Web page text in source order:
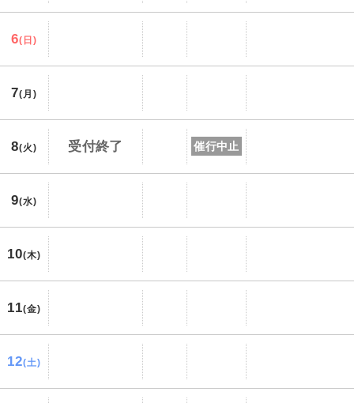
6(日)
7(月)
8(火) 受付終了 催行中止
9(水)
10(木)
11(金)
12(土)